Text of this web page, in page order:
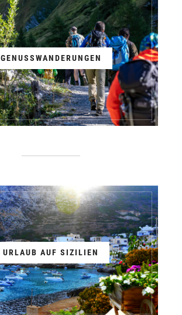
GENUSSWANDERUNGEN
URLAUB AUF SIZILIEN